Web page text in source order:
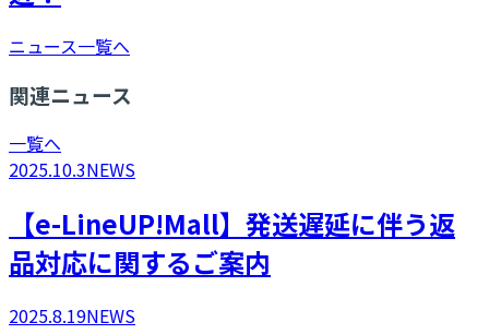
ニュース一覧へ
関連ニュース
一覧へ
2025.10.3NEWS
【e-LineUP!Mall】発送遅延に伴う返
品対応に関するご案内
2025.8.19NEWS